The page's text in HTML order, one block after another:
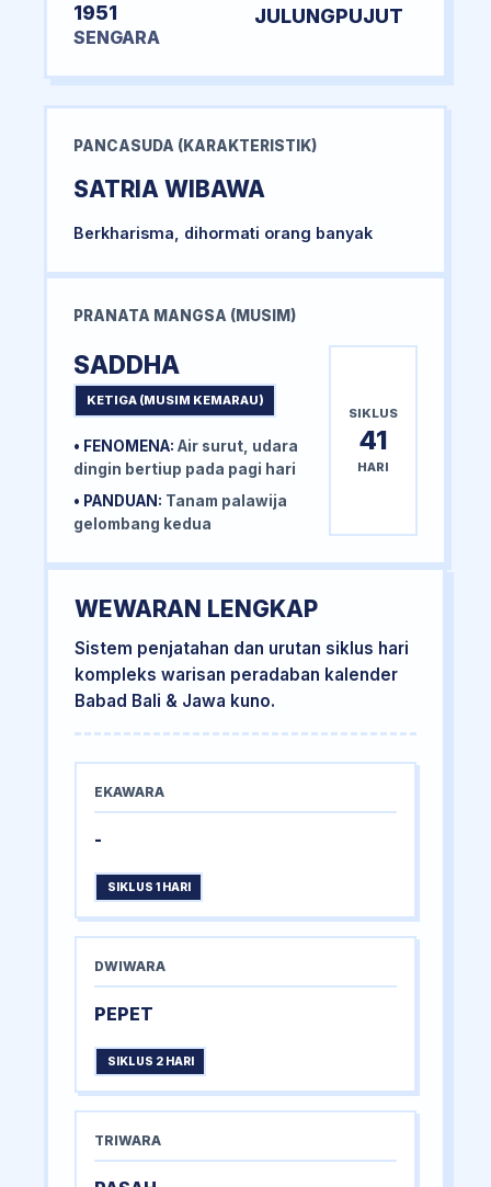
1951
SENGARA
JULUNGPUJUT
PANCASUDA (KARAKTERISTIK)
SATRIA WIBAWA
Berkharisma, dihormati orang banyak
PRANATA MANGSA (MUSIM)
SADDHA
KETIGA (MUSIM KEMARAU)
• FENOMENA: Air surut, udara
dingin bertiup pada pagi hari
• PANDUAN: Tanam palawija
gelombang kedua
SIKLUS
41
HARI
WEWARAN LENGKAP
Sistem penjatahan dan urutan siklus hari
kompleks warisan peradaban kalender
Babad Bali & Jawa kuno.
EKAWARA
-
SIKLUS 1 HARI
DWIWARA
PEPET
SIKLUS 2 HARI
TRIWARA